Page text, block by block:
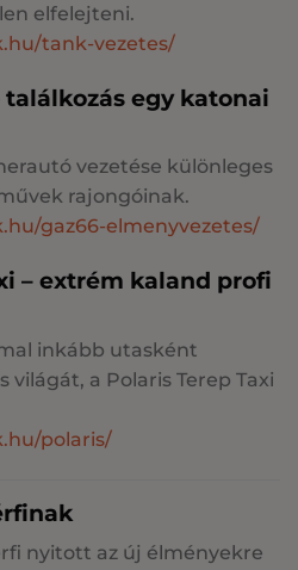
elfelejteni.
tank-vezetes/
találkozás egy katonai
vezetése különleges
rajongóinak.
gaz66-elmenyvezetes/
– extrém kaland profi
inkább utasként
világát, a Polaris Terep Taxi
polaris/
nyitott az új élményekre